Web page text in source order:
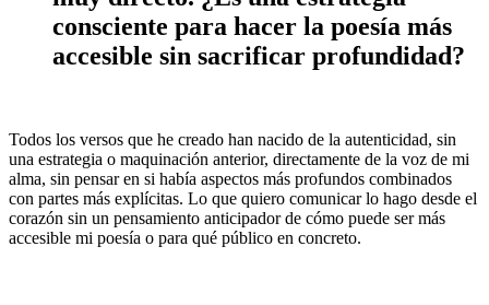
consciente para hacer la poesía más
accesible sin sacrificar profundidad?
Todos los versos que he creado han nacido de la autenticidad, sin
una estrategia o maquinación anterior, directamente de la voz de mi
alma, sin pensar en si había aspectos más profundos combinados
con partes más explícitas. Lo que quiero comunicar lo hago desde el
corazón sin un pensamiento anticipador de cómo puede ser más
accesible mi poesía o para qué público en concreto.